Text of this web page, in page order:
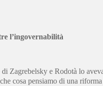
l’ingovernabilità
Zagrebelsky e Rodotà lo
cosa pensiamo di una